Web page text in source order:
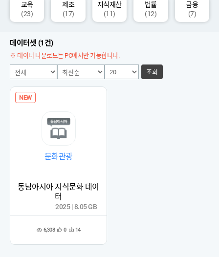
교육
(23)
제조
(17)
지식재산
(11)
법률
(12)
금융
(7)
데이터셋 (1건)
※ 데이터 다운로드는 PC에서만 가능합니다.
조회
NEW
문화관광
동남아시아 지식문화 데이
터
조 6,308 관
록
0 다 14
2025 | 8.05 GB